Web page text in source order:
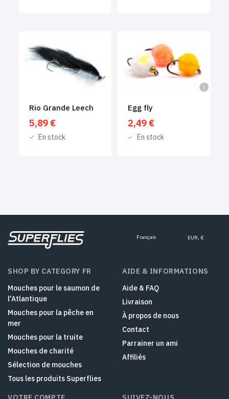
Rio Grande Leech
5,89 €
En stock
Egg fly
2,49 €
En stock
Français EUR, €
SHOP BY CATEGORY FR
Mouches pour le saumon de
l'Atlantique
Mouches pour la pêche en
mer
Mouches pour la truite
Mouches de charité
Sélection de mouches
Tous les produits Superflies
AIDE & INFORMATIONS
Aide & FAQ
Livraison
À propos de nous
Contact
Parrainer un ami
Affiliés